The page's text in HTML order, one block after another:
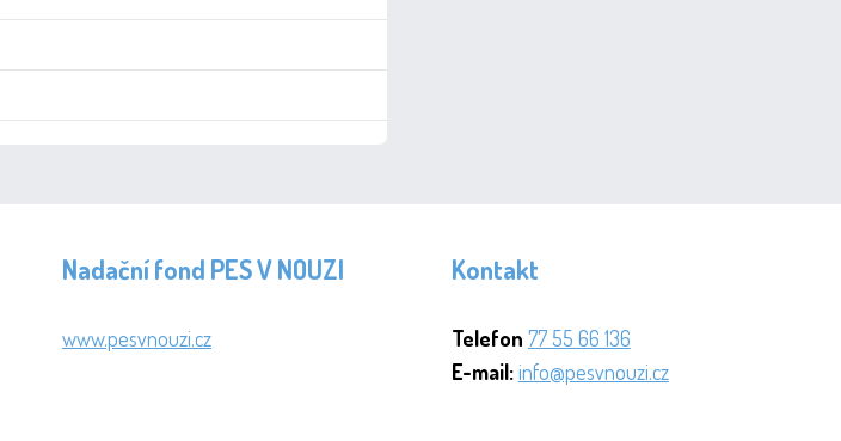
Nadační fond PES V NOUZI
www.pesvnouzi.cz
Kontakt
Telefon 77 55 66 136
E-mail:info@pesvnouzi.cz